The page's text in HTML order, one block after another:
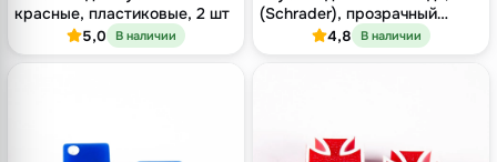
красные, пластиковые, 2 шт
5,0 В наличии
(Schrader), прозрачный
голубой пластик, 2 шт
4,8 В наличии